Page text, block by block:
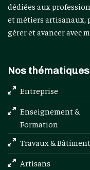
dédiées aux
et métiers artisanaux,
gérer et avancer avec
Nos thématiques
Entreprise
Enseignement &
Formation
Travaux &
Artisans